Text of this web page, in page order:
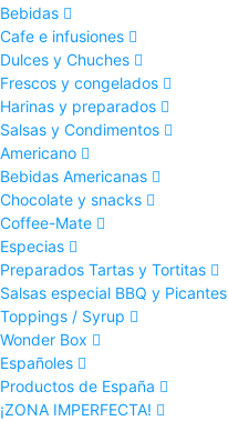
Bebidas
Cafe e infusiones
Dulces y Chuches
Frescos y congelados
Harinas y preparados
Salsas y Condimentos
Americano
Bebidas Americanas
Chocolate y snacks
Coffee-Mate
Especias
Preparados Tartas y Tortitas
Salsas especial BBQ y Picantes
Toppings / Syrup
Wonder Box
Españoles
Productos de España
¡ZONA IMPERFECTA!